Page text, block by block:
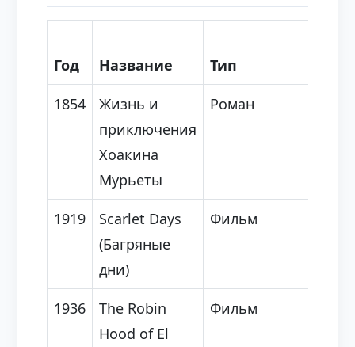
Год Название Тип
1854
Жизнь и
приключения
Хоакина
Мурьеты
Роман
1919
Scarlet Days
(Багряные
дни)
Фильм
1936
The Robin
Hood of El
Фильм